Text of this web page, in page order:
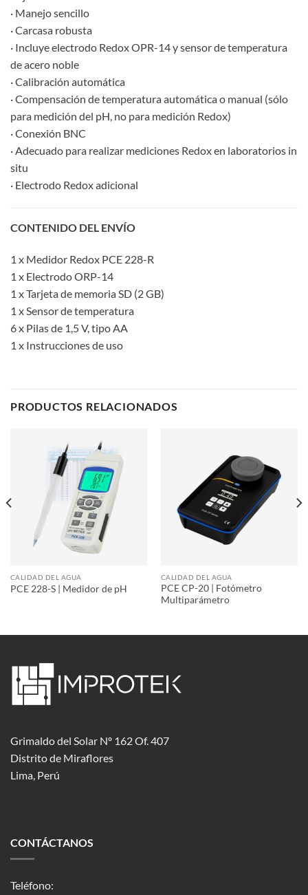
· Manejo sencillo
· Carcasa robusta
· Incluye electrodo Redox OPR-14 y sensor de temperatura
de acero noble
· Calibración automática
· Compensación de temperatura automática o manual (sólo
para medición del pH, no para medición Redox)
· Conexión BNC
· Adecuado para realizar mediciones Redox en laboratorios in
situ
· Electrodo Redox adicional
CONTENIDO DEL ENVÍO
1 x Medidor Redox PCE 228-R
1 x Electrodo ORP-14
1 x Tarjeta de memoria SD (2 GB)
1 x Sensor de temperatura
6 x Pilas de 1,5 V, tipo AA
1 x Instrucciones de uso
PRODUCTOS RELACIONADOS
CALIDAD DEL AGUA
PCE 228-S | Medidor de pH
CALIDAD DEL AGUA
PCE CP-20 | Fotómetro
Multiparámetro
Grimaldo del Solar Nº 162 Of. 407
Distrito de Miraflores
Lima, Perú
CONTÁCTANOS
Teléfono: